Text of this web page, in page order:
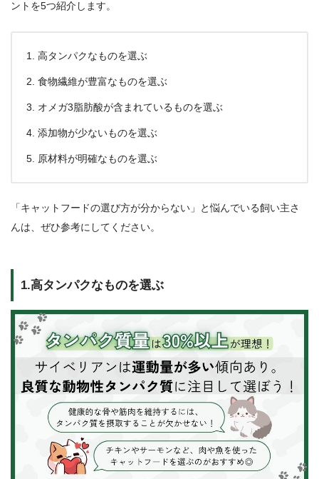
ントを5つ紹介します。
高タンパクなものを選ぶ
食物繊維が豊富なものを選ぶ
オメガ3脂肪酸が含まれているものを選ぶ
添加物が少ないものを選ぶ
原材料が明確なものを選ぶ
「キャットフードの選び方が分からない」と悩んでいる飼い主さ
んは、ぜひ参考にしてください。
1.高タンパクなものを選ぶ